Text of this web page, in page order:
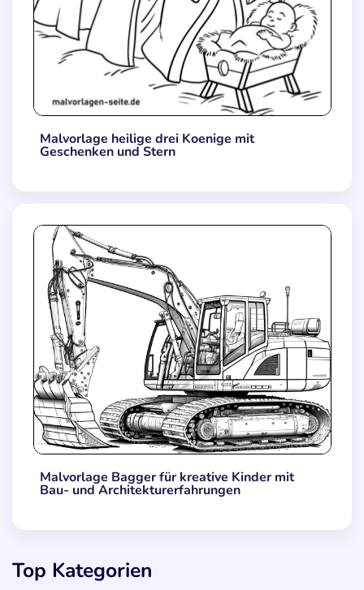
Malvorlage heilige drei Koenige mit
Geschenken und Stern
Malvorlage Bagger für kreative Kinder mit
Bau- und Architekturerfahrungen
Top Kategorien